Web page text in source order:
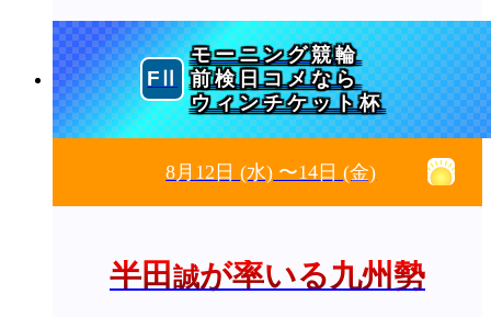
モーニング競輪
前検日コメなら
ウィンチケット杯
8月12日(水) 〜14日(金)
半田誠が率いる九州勢